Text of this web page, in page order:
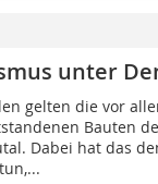
unter
gelten die vor
Bauten
Dabei hat das